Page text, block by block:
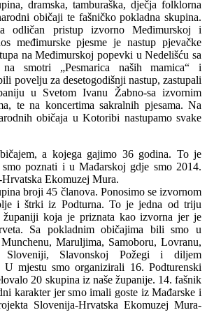
dramska, tamburaška, dječja folklorna
običaji te fašničko pokladna skupina.
odličan pristup izvorno Međimurskoj i
međimurske pjesme je nastup pjevačke
na Međimurskoj popevki u Nedelišću sa
smotri „Pesmarica naših mamica“ i
povelju za desetogodišnji nastup, zastupali
u Svetom Ivanu Žabno-sa izvornim
te na koncertima sakralnih pjesama. Na
običaja u Kotoribi nastupamo svake
a kojega gajimo 36 godina. To je
poznati i u Mađarskoj gdje smo 2014.
Ekomuzej Mura.
broji 45 članova. Ponosimo se izvornom
i štrki iz Podturna. To je jedna od triju
koja je priznata kao izvorna jer je
Sa pokladnim običajima bili smo u
Maruljima, Samoboru, Lovranu,
Slavonskoj Požegi i diljem
U mjestu smo organizirali 16. Podturenski
20 skupina iz naše županije. 14. fašnik
karakter jer smo imali goste iz Mađarske i
Slovenija-Hrvatska Ekomuzej Mura-